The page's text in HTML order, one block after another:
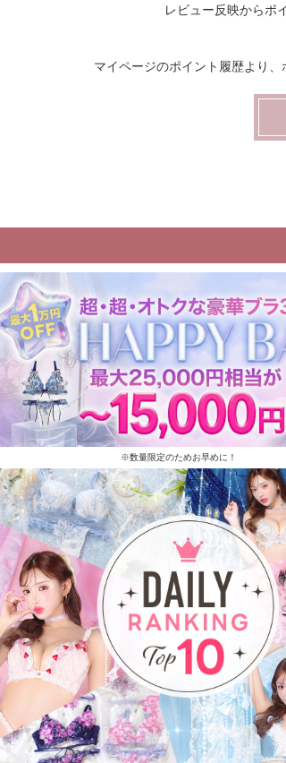
レビュー反映からポ
マイページのポイント履歴より
※数量限定のためお早めに！